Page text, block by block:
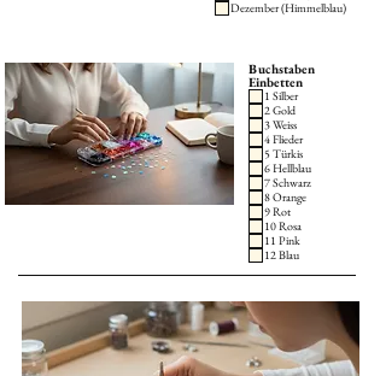
Dezember (Himmelblau)
Buchstaben
Einbetten
1 Silber
2 Gold
3 Weiss
4 Flieder
5 Türkis
6 Hellblau
7 Schwarz
8 Orange
9 Rot
10 Rosa
11 Pink
12 Blau